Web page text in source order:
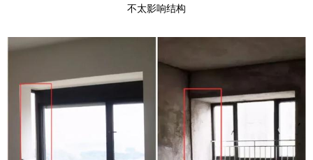
不太影响结构